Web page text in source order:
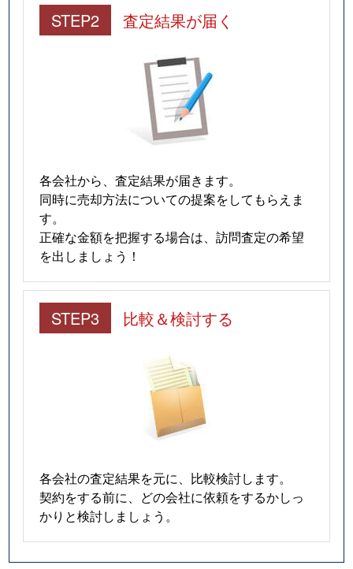
STEP2 査定結果が届く
各会社から、査定結果が届きます。
同時に売却方法についての提案をしてもらえま
す。
正確な金額を把握する場合は、訪問査定の希望
を出しましょう！
STEP3 比較＆検討する
各会社の査定結果を元に、比較検討します。
契約をする前に、どの会社に依頼をするかしっ
かりと検討しましょう。